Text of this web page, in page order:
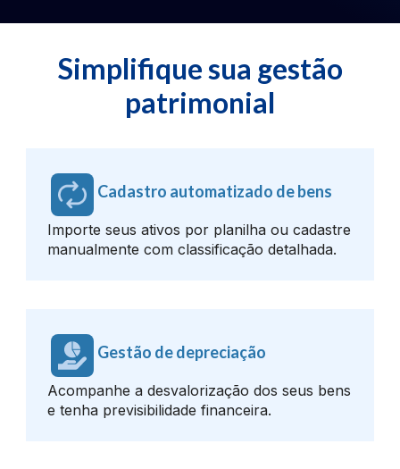
Simplifique sua gestão
patrimonial
Cadastro automatizado de bens
Importe seus ativos por planilha ou cadastre
manualmente com classificação detalhada.
Gestão de depreciação
Acompanhe a desvalorização dos seus bens
e tenha previsibilidade financeira.